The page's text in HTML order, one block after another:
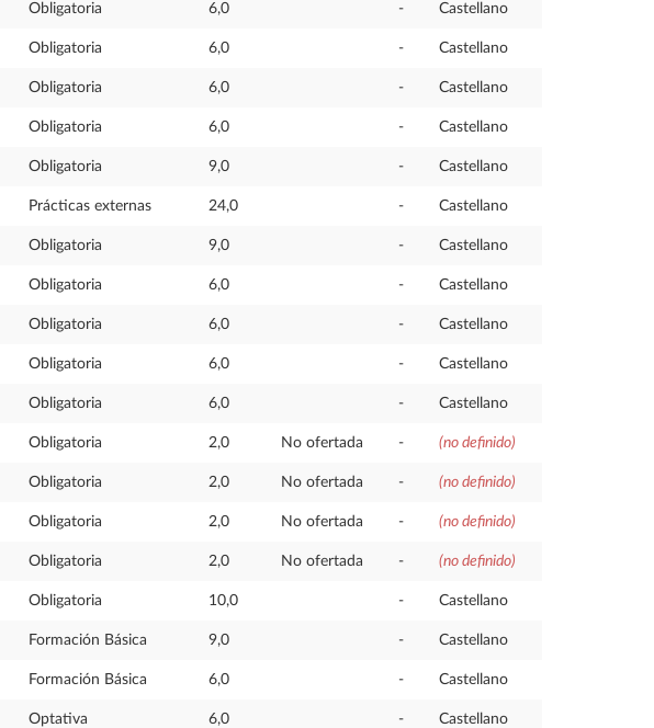
Obligatoria 6,0 - Castellano
Obligatoria 6,0 - Castellano
Obligatoria 6,0 - Castellano
Obligatoria 6,0 - Castellano
Obligatoria 9,0 - Castellano
Prácticas externas 24,0 - Castellano
Obligatoria 9,0 - Castellano
Obligatoria 6,0 - Castellano
Obligatoria 6,0 - Castellano
Obligatoria 6,0 - Castellano
Obligatoria 6,0 - Castellano
Obligatoria 2,0 No ofertada - (no definido)
Obligatoria 2,0 No ofertada - (no definido)
Obligatoria 2,0 No ofertada - (no definido)
Obligatoria 2,0 No ofertada - (no definido)
Obligatoria 10,0 - Castellano
Formación Básica 9,0 - Castellano
Formación Básica 6,0 - Castellano
Optativa 6,0 - Castellano